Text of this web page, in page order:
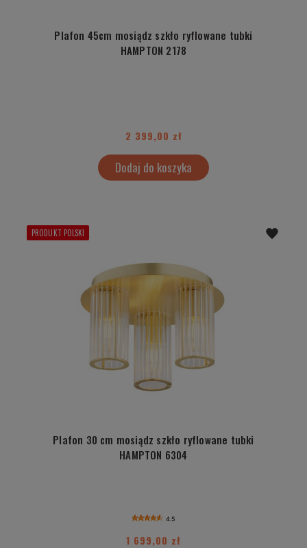
Plafon 45cm mosiądz szkło ryflowane tubki
HAMPTON 2178
2 399,00 zł
Dodaj do koszyka
Plafon 30 cm mosiądz szkło ryflowane tubki
HAMPTON 6304
4.5
1 699,00 zł
PRODUKT POLSKI